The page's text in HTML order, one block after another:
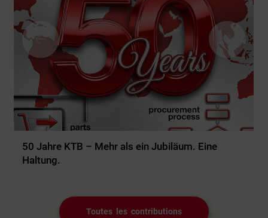
50 Jahre KTB – Mehr als ein Jubiläum. Eine
Haltung.
Toutes les contributions